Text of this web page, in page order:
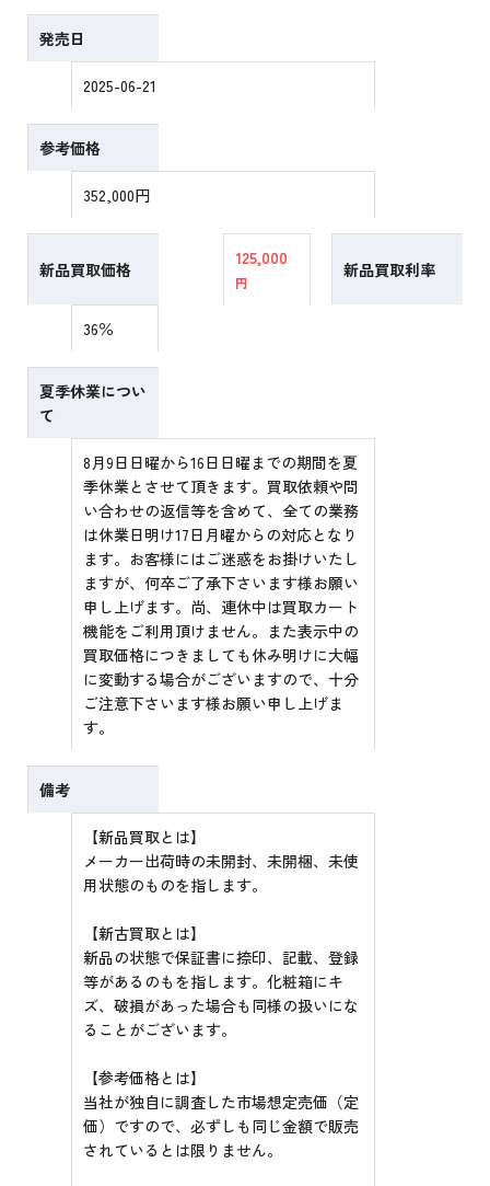
発売日
2025-06-21
参考価格
352,000円
新品買取価格
125,000
円
新品買取利率
36％
夏季休業につい
て
8月9日日曜から16日日曜までの期間を夏
季休業とさせて頂きます。買取依頼や問
い合わせの返信等を含めて、全ての業務
は休業日明け17日月曜からの対応となり
ます。お客様にはご迷惑をお掛けいたし
ますが、何卒ご了承下さいます様お願い
申し上げます。尚、連休中は買取カート
機能をご利用頂けません。また表示中の
買取価格につきましても休み明けに大幅
に変動する場合がございますので、十分
ご注意下さいます様お願い申し上げま
す。
備考
【新品買取とは】
メーカー出荷時の未開封、未開梱、未使
用状態のものを指します。
【新古買取とは】
新品の状態で保証書に捺印、記載、登録
等があるのもを指します。化粧箱にキ
ズ、破損があった場合も同様の扱いにな
ることがございます。
【参考価格とは】
当社が独自に調査した市場想定売価（定
価）ですので、必ずしも同じ金額で販売
されているとは限りません。